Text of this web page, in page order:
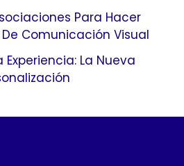
Para Hacer
Comunicación Visual
Experiencia: La Nueva